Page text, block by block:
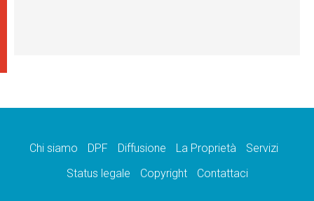
Chi siamo DPF Diffusione La Proprietà
Servizi
Status legale
Copyright Contattaci